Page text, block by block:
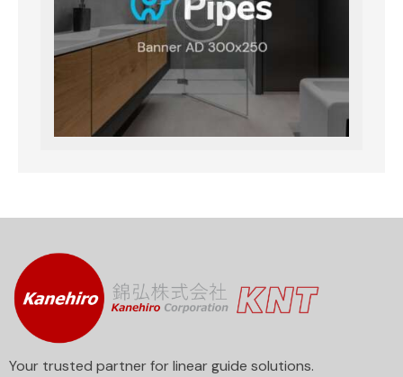
Your trusted partner for linear guide solutions.